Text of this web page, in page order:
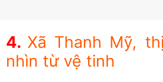
Xã Thanh Mỹ,
nhìn từ vệ tinh